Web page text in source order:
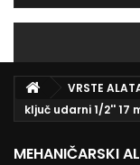
VRSTE
ključ udarni 1/2'' 17
MEHANIČARSKI